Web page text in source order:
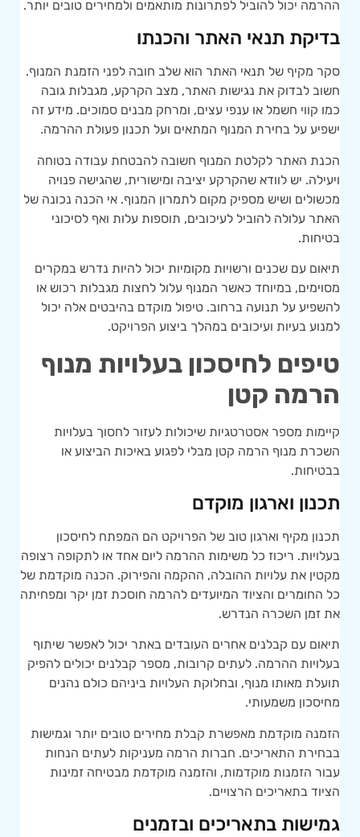
ההרמה יכול להוביל לפתרונות מותאמים ולמחירים טובים יותר.
בדיקת תנאי האתר והכנתו
סקר מקיף של תנאי האתר הוא שלב חובה לפני הזמנת המנוף.
חשוב לבדוק את נגישות האתר, מצב הקרקע, מגבלות גובה
כמו קווי חשמל או ענפי עצים, ומרחק מבנים סמוכים. מידע זה
ישפיע על בחירת המנוף המתאים ועל תכנון פעולת ההרמה.
הכנת האתר לקלטת המנוף חשובה להבטחת עבודה בטוחה
ויעילה. יש לוודא שהקרקע יציבה ומישורית, שהגישה פנויה
מכשולים ושיש מספיק מקום לתמרון המנוף. אי הכנה נכונה של
האתר עלולה להוביל לעיכובים, תוספות עלות ואף לסיכוני
בטיחות.
תיאום עם שכנים ורשויות מקומיות יכול להיות נדרש במקרים
מסוימים, במיוחד כאשר המנוף עלול לחצות מגבלות רכוש או
להשפיע על תנועה ברחוב. טיפול מוקדם בהיבטים אלה יכול
למנוע בעיות ועיכובים במהלך ביצוע הפרויקט.
טיפים לחיסכון בעלויות מנוף
הרמה קטן
קיימות מספר אסטרטגיות שיכולות לעזור לחסוך בעלויות
השכרת מנוף הרמה קטן מבלי לפגוע באיכות הביצוע או
בבטיחות.
תכנון וארגון מוקדם
תכנון מקיף וארגון טוב של הפרויקט הם המפתח לחיסכון
בעלויות. ריכוז כל משימות ההרמה ליום אחד או לתקופה רצופה
מקטין את עלויות ההובלה, ההקמה והפירוק. הכנה מוקדמת של
כל החומרים והציוד המיועדים להרמה חוסכת זמן יקר ומפחיתה
את זמן השכרה הנדרש.
תיאום עם קבלנים אחרים העובדים באתר יכול לאפשר שיתוף
בעלויות ההרמה. לעתים קרובות, מספר קבלנים יכולים להפיק
תועלת מאותו מנוף, ובחלוקת העלויות ביניהם כולם נהנים
מחיסכון משמעותי.
הזמנה מוקדמת מאפשרת קבלת מחירים טובים יותר וגמישות
בבחירת התאריכים. חברות הרמה מעניקות לעתים הנחות
עבור הזמנות מוקדמות, והזמנה מוקדמת מבטיחה זמינות
הציוד בתאריכים הרצויים.
גמישות בתאריכים ובזמנים